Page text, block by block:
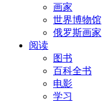
画家
世界博物馆
俄罗斯画家
阅读
图书
百科全书
电影
学习